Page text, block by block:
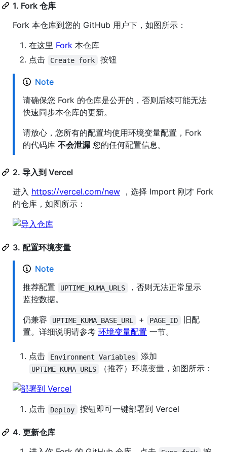
1. Fork 仓库
Fork 本仓库到您的 GitHub 用户下，如图所示：
在这里 Fork 本仓库
点击
Create fork 按钮
Note
请确保您 Fork 的仓库是公开的，否则后续可能无法
快速同步本仓库的更新。
请放心，您所有的配置均使用环境变量配置，Fork
的代码库 不会泄漏 您的任何配置信息。
2. 导入到 Vercel
进入 https://vercel.com/new ，选择 Import 刚才 Fork
的仓库，如图所示：
3. 配置环境变量
Note
推荐配置
UPTIME_KUMA_URLS
，否则无法正常显示
监控数据。
仍兼容
UPTIME_KUMA_BASE_URL + PAGE_ID
旧配
置。详细说明请参考 环境变量配置 一节。
点击 Environment Variables 添加
UPTIME_KUMA_URLS （推荐）环境变量，如图所示：
点击 Deploy 按钮即可一键部署到 Vercel
4. 更新仓库